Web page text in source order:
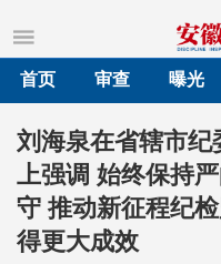
首页
审查 曝光
刘海泉在省辖市
上强调 始终保持
守 推动新征程纪
得更大成效